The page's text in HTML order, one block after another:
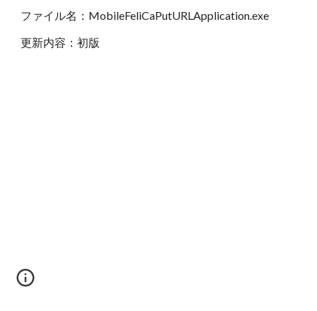
ファイル名：MobileFeliCaPutURLApplication.exe
更新内容：初版